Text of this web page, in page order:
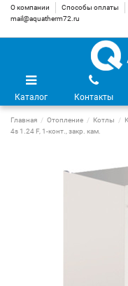
О компании Способы оплаты
mail@aquatherm72.ru
Каталог Контакты
Главная Отопление Котлы
4s 1.24 F, 1-конт., закр. кам.